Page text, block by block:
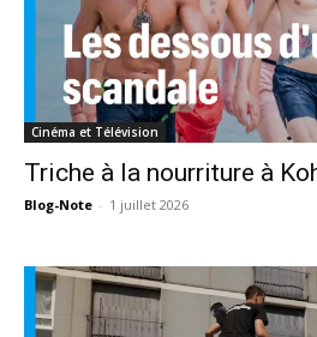
Cinéma et Télévision
Triche à la nourriture à
Blog-Note - 1 juillet 2026